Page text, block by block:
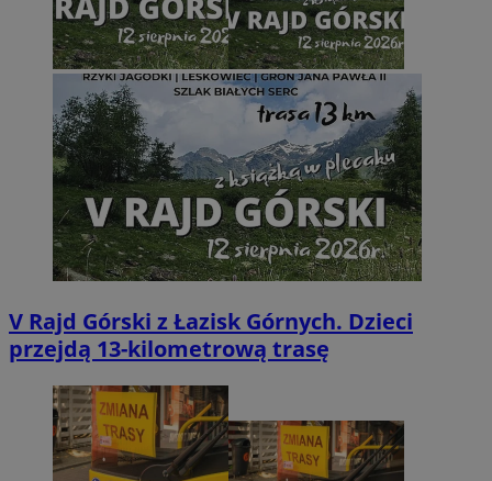
V Rajd Górski z Łazisk Górnych. Dzieci
przejdą 13-kilometrową trasę